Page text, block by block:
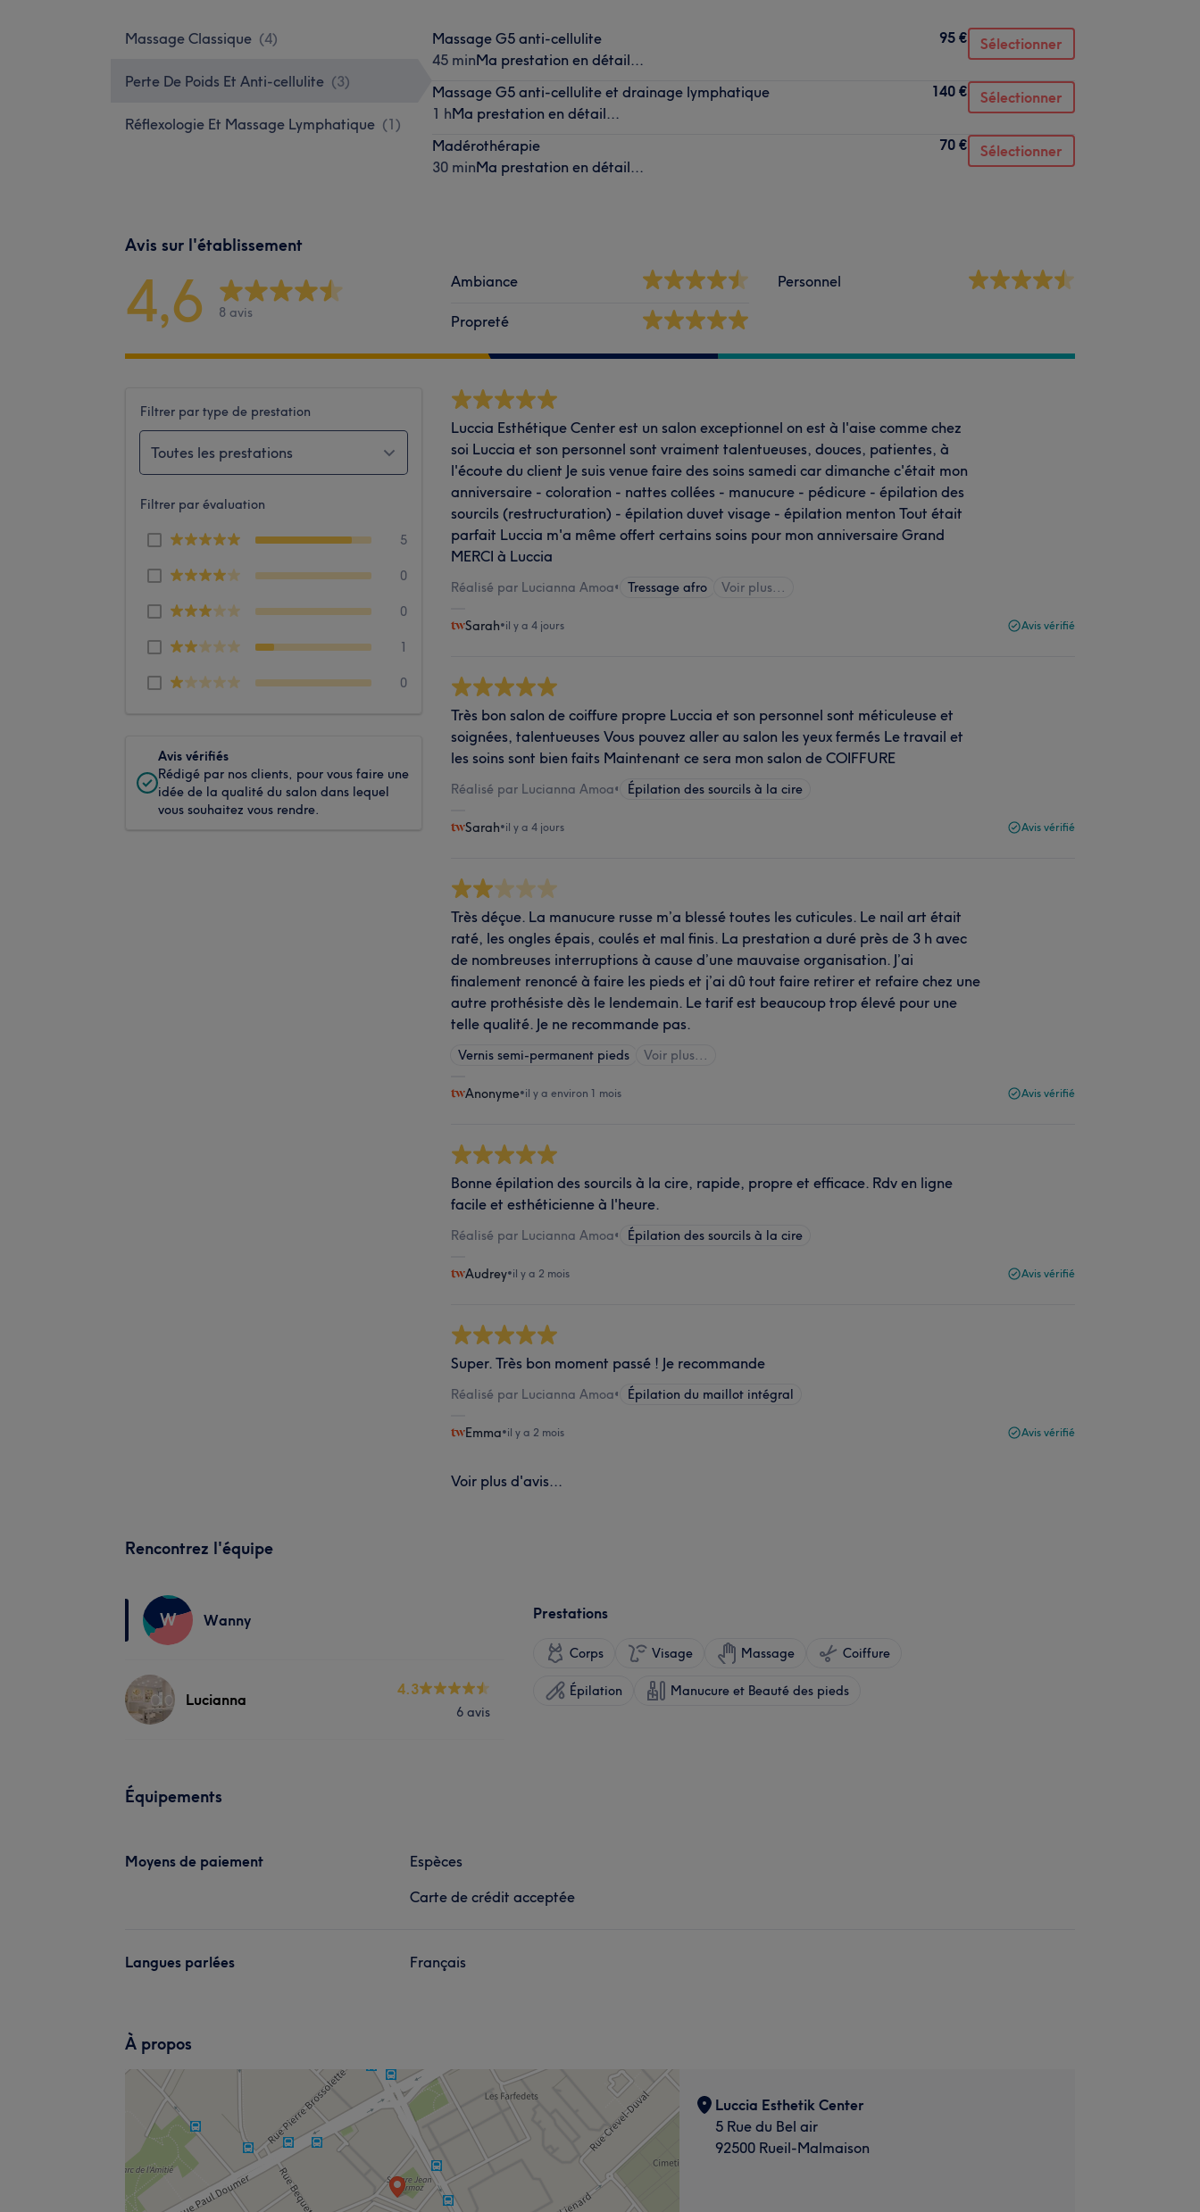
Massage Classique (4)
Perte De Poids Et Anti-cellulite (3)
Réflexologie Et Massage Lymphatique (1)
Massage G5 anti-cellulite
45 minMa prestation en détail...
95 € Sélectionner
Massage G5 anti-cellulite et drainage lymphatique
1 hMa prestation en détail...
140 € Sélectionner
Madérothérapie
30 minMa prestation en détail...
70 € Sélectionner
Avis sur l'établissement
4,6 8 avis
Ambiance
Propreté
Personnel
Filtrer par type de prestation
Toutes les prestations
Filtrer par évaluation
5
0
0
1
0
Avis vérifiés
Rédigé par nos clients, pour vous faire une
idée de la qualité du salon dans lequel
vous souhaitez vous rendre.
Luccia Esthétique Center est un salon exceptionnel on est à l'aise comme chez
soi Luccia et son personnel sont vraiment talentueuses, douces, patientes, à
l'écoute du client Je suis venue faire des soins samedi car dimanche c'était mon
anniversaire - coloration - nattes collées - manucure - pédicure - épilation des
sourcils (restructuration) - épilation duvet visage - épilation menton Tout était
parfait Luccia m'a même offert certains soins pour mon anniversaire Grand
MERCI à Luccia
Réalisé par Lucianna Amoa• Tressage afro Voir plus...
Sarah•il y a 4 jours Avis vérifié
Très bon salon de coiffure propre Luccia et son personnel sont méticuleuse et
soignées, talentueuses Vous pouvez aller au salon les yeux fermés Le travail et
les soins sont bien faits Maintenant ce sera mon salon de COIFFURE
Réalisé par Lucianna Amoa• Épilation des sourcils à la cire
Sarah•il y a 4 jours Avis vérifié
Très déçue. La manucure russe m’a blessé toutes les cuticules. Le nail art était
raté, les ongles épais, coulés et mal finis. La prestation a duré près de 3 h avec
de nombreuses interruptions à cause d’une mauvaise organisation. J’ai
finalement renoncé à faire les pieds et j’ai dû tout faire retirer et refaire chez une
autre prothésiste dès le lendemain. Le tarif est beaucoup trop élevé pour une
telle qualité. Je ne recommande pas.
Vernis semi-permanent pieds Voir plus...
Anonyme•il y a environ 1 mois Avis vérifié
Bonne épilation des sourcils à la cire, rapide, propre et efficace. Rdv en ligne
facile et esthéticienne à l'heure.
Réalisé par Lucianna Amoa• Épilation des sourcils à la cire
Audrey•il y a 2 mois Avis vérifié
Super. Très bon moment passé ! Je recommande
Réalisé par Lucianna Amoa• Épilation du maillot intégral
Emma•il y a 2 mois Avis vérifié
Voir plus d'avis...
Rencontrez l'équipe
W Wanny
Lucianna
4.3
6 avis
Prestations
Corps Visage Massage Coiffure
Épilation Manucure et Beauté des pieds
Équipements
Moyens de paiement
Espèces
Carte de crédit acceptée
Langues parlées Français
À propos
Luccia Esthetik Center
5 Rue du Bel air
92500 Rueil-Malmaison